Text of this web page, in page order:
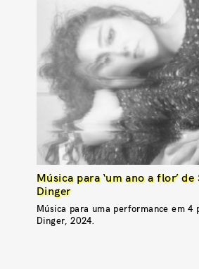
Música para ‘um ano a flor’ de
Dinger
Música para uma performance em 4
Dinger, 2024.